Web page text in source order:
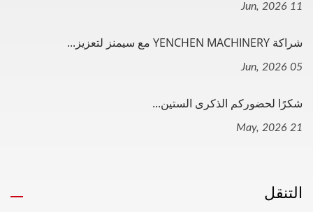
11 Jun, 2026
شراكة YENCHEN MACHINERY مع سيمنز لتعزيز...
05 Jun, 2026
شكرًا لحضوركم الذكرى الستين...
21 May, 2026
التنقل